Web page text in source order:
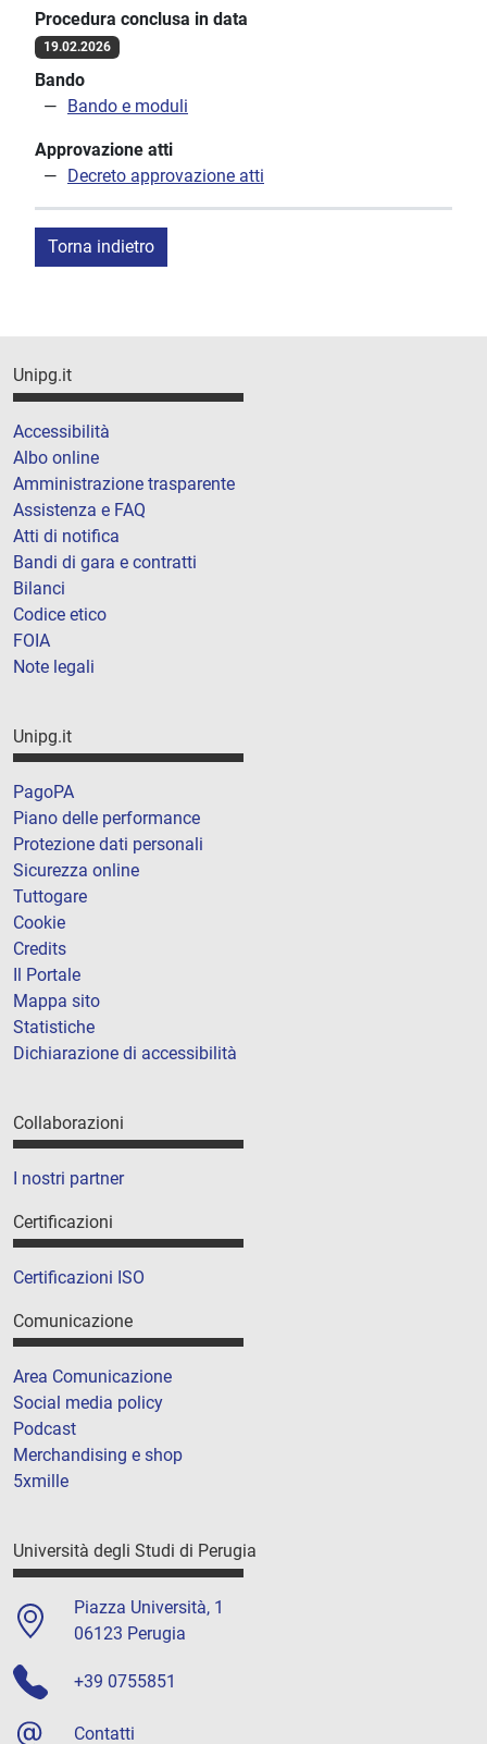
Procedura conclusa in data
19.02.2026
Bando
Bando e moduli
Approvazione atti
Decreto approvazione atti
Torna indietro
Unipg.it
Accessibilità
Albo online
Amministrazione trasparente
Assistenza e FAQ
Atti di notifica
Bandi di gara e contratti
Bilanci
Codice etico
FOIA
Note legali
Unipg.it
PagoPA
Piano delle performance
Protezione dati personali
Sicurezza online
Tuttogare
Cookie
Credits
Il Portale
Mappa sito
Statistiche
Dichiarazione di accessibilità
Collaborazioni
I nostri partner
Certificazioni
Certificazioni ISO
Comunicazione
Area Comunicazione
Social media policy
Podcast
Merchandising e shop
5xmille
Università degli Studi di Perugia
Piazza Università, 1
06123 Perugia
+39 0755851
Contatti